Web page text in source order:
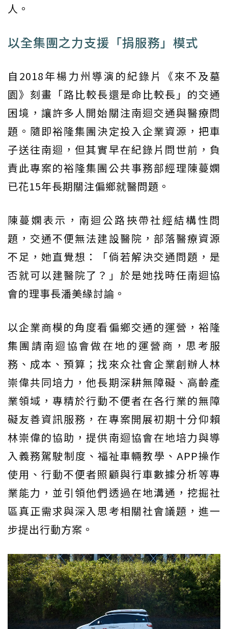
人。
以全集團之力支援「捐服務」模式
自2018年楊力州導演的紀錄片《來不及墓
園》刻畫「路比較長還是命比較長」的交通
困境，讓許多人開始關注南迴交通與醫療問
題。隨即裕隆集團決定投入企業資源，把車
子送往南迴，但其實早在紀錄片問世前，負
責此專案的裕隆集團公共事務部經理陳蔓嫻
已花15年長期關注偏鄉就醫問題。
陳蔓嫻表示，南迴公路挾帶社經結構性問
題，交通不便無法建設醫院，部落醫療資源
不足，她直覺想：「倘若解決交通問題，是
否就可以建醫院了？」於是她找時任南迴協
會的理事長潘美緣討論。
以企業商模的角度看偏鄉交通的運營，裕隆
集團請南迴協會做在地的運營商，思考服
務、成本、預算；找來众社會企業創辦人林
崇偉共同培力，他長期深耕無障礙、高齡產
業領域，專精於行動不便者在各行業的無障
礙友善資訊服務，在專案開展初期十分仰賴
林崇偉的協助，提供南迴協會在地培力與導
入義務駕駛制度、福祉車輛教學、APP操作
使用、行動不便者照顧與行車數據分析等專
業能力，並引領他們透過在地溝通，挖掘社
區真正需求與深入思考相關社會議題，進一
步提出行動方案。